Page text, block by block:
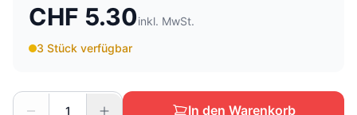
CHF 5.30inkl. MwSt.
3 Stück verfügbar
In den Warenkorb